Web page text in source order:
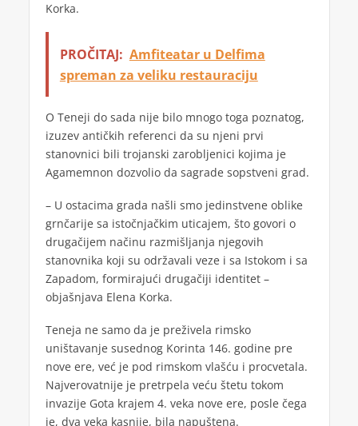
Korka.
PROČITAJ: Amfiteatar u Delfima
spreman za veliku restauraciju
O Teneji do sada nije bilo mnogo toga poznatog,
izuzev antičkih referenci da su njeni prvi
stanovnici bili trojanski zarobljenici kojima je
Agamemnon dozvolio da sagrade sopstveni grad.
– U ostacima grada našli smo jedinstvene oblike
grnčarije sa istočnjačkim uticajem, što govori o
drugačijem načinu razmišljanja njegovih
stanovnika koji su održavali veze i sa Istokom i sa
Zapadom, formirajući drugačiji identitet –
objašnjava Elena Korka.
Teneja ne samo da je preživela rimsko
uništavanje susednog Korinta 146. godine pre
nove ere, već je pod rimskom vlašću i procvetala.
Najverovatnije je pretrpela veću štetu tokom
invazije Gota krajem 4. veka nove ere, posle čega
je, dva veka kasnije, bila napuštena.